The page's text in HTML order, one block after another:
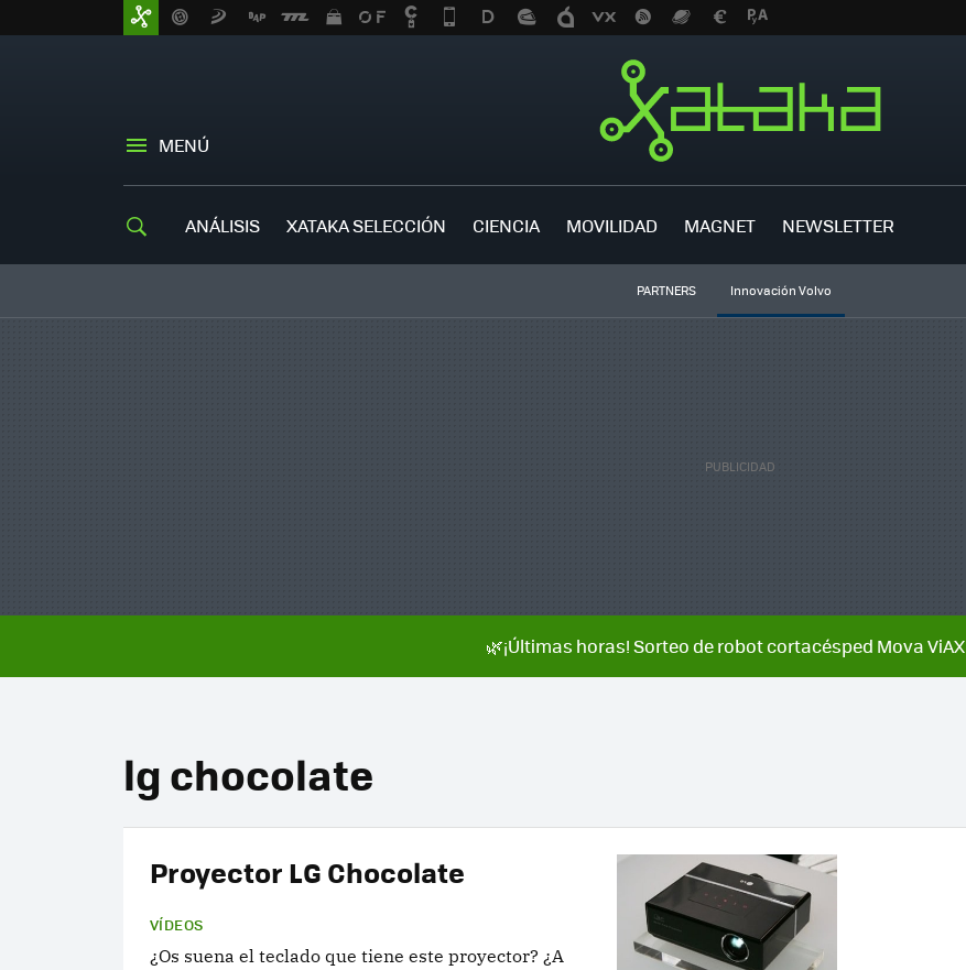
MENÚ
ANÁLISIS XATAKA SELECCIÓN CIENCIA MOVILIDAD MAGNET NEWSLETTER
PARTNERS Innovación Volvo
🌿¡Últimas horas! Sorteo de robot cortacésped Mova ViAX
lg chocolate
Proyector LG Chocolate
VÍDEOS
¿Os suena el teclado que tiene este proyector? ¿A